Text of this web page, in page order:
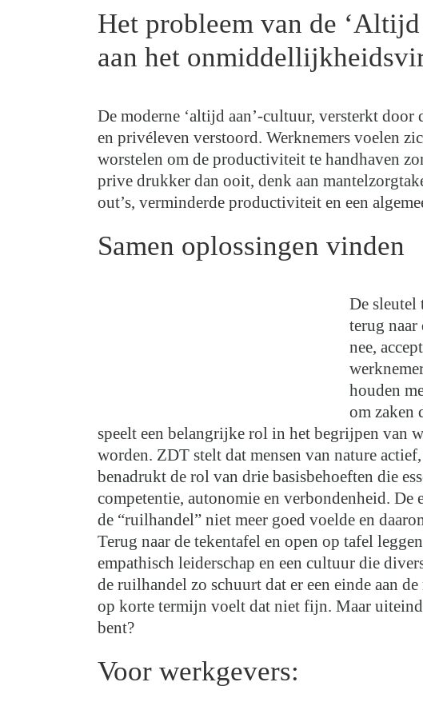
Het probleem van de
aan het
De moderne ‘altijd aan’-cultuur, versterkt
en privéleven verstoord. Werknemers voelen
worstelen om de productiviteit te handhaven
prive drukker dan ooit, denk aan
out’s, verminderde productiviteit en een
Samen oplossingen vinden
De sleutel
terug
nee,
houden
om zaken
speelt een belangrijke rol in het begrijpen van
worden. ZDT stelt dat mensen van nature
benadrukt de rol van drie basisbehoeften die
competentie, autonomie en verbondenheid.
de “ruilhandel” niet meer goed voelde en
Terug naar de tekentafel en open op tafel
empathisch leiderschap en een cultuur die
de ruilhandel zo schuurt dat er een einde aan
op korte termijn voelt dat niet fijn. Maar
bent?
Voor werkgevers: